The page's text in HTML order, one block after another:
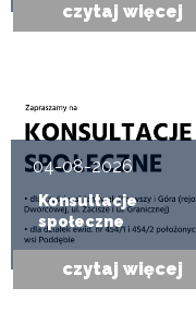
czytaj więcej
04-08-2026
Konsultacje
społeczne
czytaj więcej